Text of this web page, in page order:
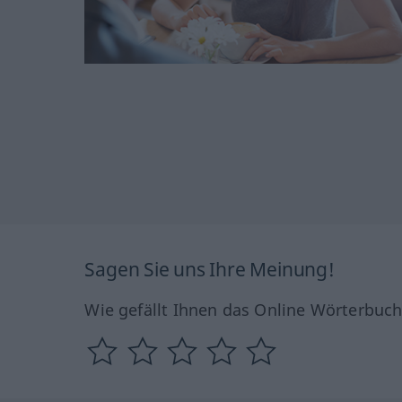
Sagen Sie uns Ihre Meinung!
Wie gefällt Ihnen das Online